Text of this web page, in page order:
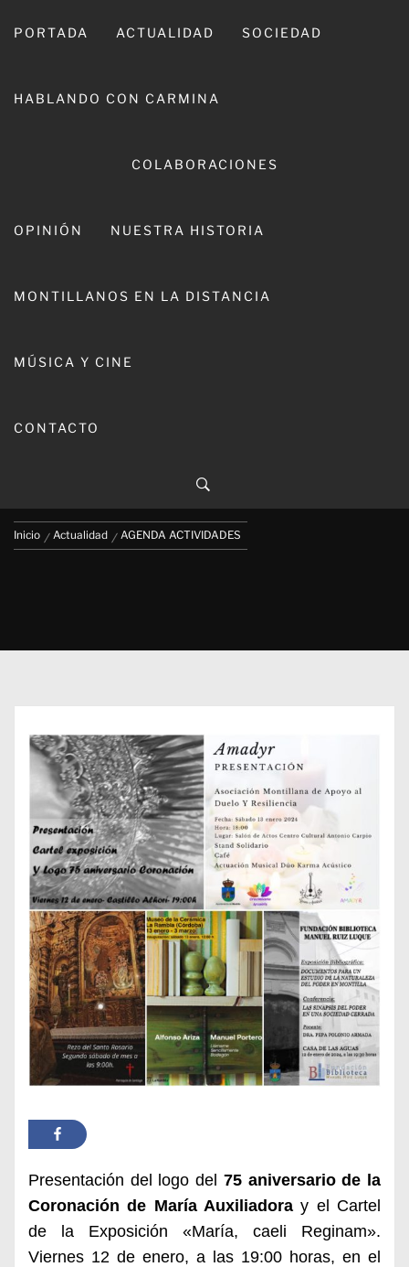
PORTADA ACTUALIDAD SOCIEDAD
HABLANDO CON CARMINA
COLABORACIONES
OPINIÓN NUESTRA HISTORIA
MONTILLANOS EN LA DISTANCIA
MÚSICA Y CINE
CONTACTO
Carmina Leiva
Inicio Actualidad AGENDA ACTIVIDADES
Presentación del logo del 75 aniversario de la
Coronación de María Auxiliadora y el Cartel
de la Exposición «María, caeli Reginam».
Viernes 12 de enero, a las 19:00 horas, en el